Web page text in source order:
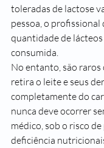
toleradas de lactose
pessoa, o profissional
quantidade de
consumida.
No entanto, são raros
retira o leite e seus
completamente do
nunca deve ocorrer
médico, sob o risco
deficiência